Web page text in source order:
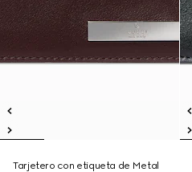
Tarjetero con etiqueta de Metal